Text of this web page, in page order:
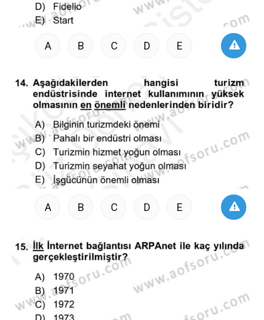
A B C D E
A B C D E